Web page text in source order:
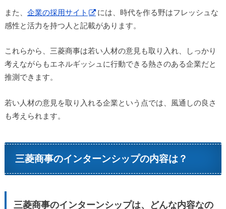
また、 企業の採用サイト
には、時代を作る野はフレッシュな
感性と活力を持つ人と記載があります。
これらから、三菱商事は若い人材の意見も取り入れ、しっかり
考えながらもエネルギッシュに行動できる熱さのある企業だと
推測できます。
若い人材の意見を取り入れる企業という点では、風通しの良さ
も考えられます。
三菱商事のインターンシップの内容は？
三菱商事のインターンシップは、どんな内容なの